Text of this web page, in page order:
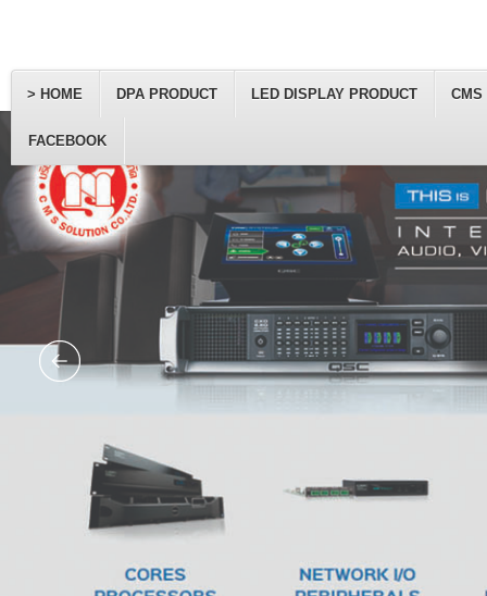
> HOME DPA PRODUCT LED DISPLAY PRODUCT CMS
FACEBOOK